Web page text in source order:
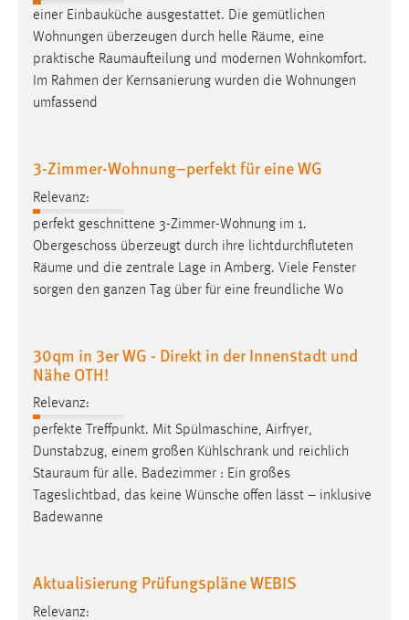
einer Einbauküche ausgestattet. Die gemütlichen
Wohnungen überzeugen durch helle Räume, eine
praktische Raumaufteilung und modernen Wohnkomfort.
Im Rahmen der Kernsanierung wurden die Wohnungen
umfassend
3-Zimmer-Wohnung–perfekt für eine WG
Relevanz:
perfekt geschnittene 3-Zimmer-Wohnung im 1.
Obergeschoss überzeugt durch ihre lichtdurchfluteten
Räume und die zentrale Lage in Amberg. Viele Fenster
sorgen den ganzen Tag über für eine freundliche Wo
30qm in 3er WG - Direkt in der Innenstadt und
Nähe OTH!
Relevanz:
perfekte Treffpunkt. Mit Spülmaschine, Airfryer,
Dunstabzug, einem großen Kühlschrank und reichlich
Stauraum für alle. Badezimmer : Ein großes
Tageslichtbad, das keine Wünsche offen lässt – inklusive
Badewanne
Aktualisierung Prüfungspläne WEBIS
Relevanz:
Statistik Cookies erfassen Informationen anonym.
Diese Informationen helfen uns zu verstehen, wie
unsere Besucher unsere Website nutzen.
Matomo
Zweck:
Zugriffsstatistik
Cookie Laufzeit:
Max. 13 Monate
Marketing Cookies werden von Drittanbietern
Sie tun dies, indem sie Besucher über Websites
hinweg verfolgen.
Google Ads
Name:
Google Ireland Limited